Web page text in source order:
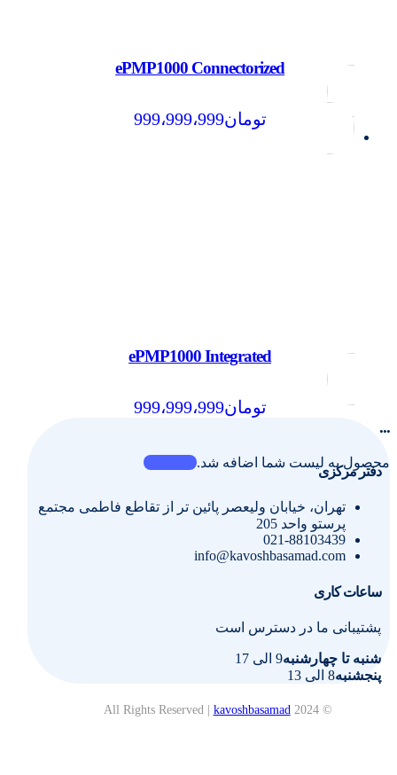
ePMP1000 Connectorized
تومان999،999،999
ePMP1000 Integrated
تومان999،999،999
...
محصول به لیست شما اضافه شد.
دفتر مرکزی
تهران، خیابان ولیعصر پائین تر از تقاطع فاطمی مجتمع
پرستو واحد 205
021-88103439
info@kavoshbasamad.com
ساعات کاری
پشتیبانی ما در دسترس است
شنبه تا چهارشنبه9 الی 17
پنجشنبه8 الی 13
© 2024 All Rights Reserved |
kavoshbasamad